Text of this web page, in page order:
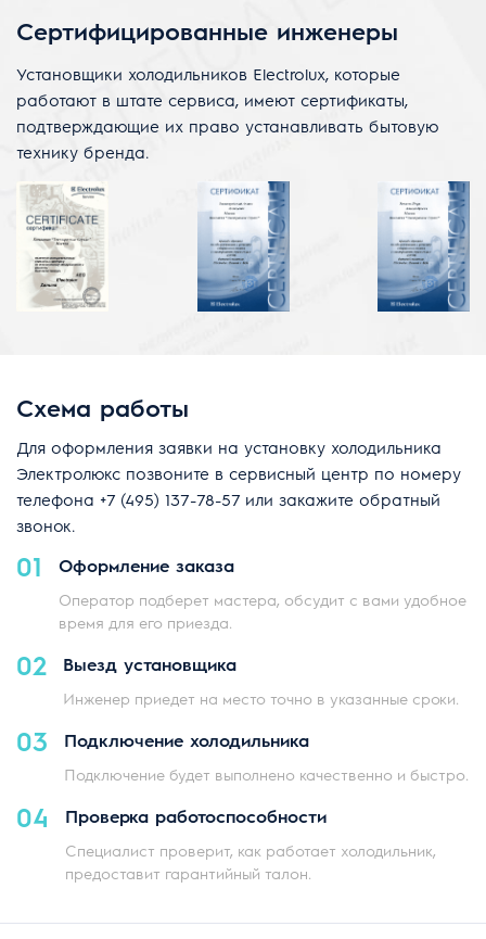
Сертифицированные инженеры
Установщики холодильников Electrolux, которые
работают в штате сервиса, имеют сертификаты,
подтверждающие их право устанавливать бытовую
технику бренда.
Схема работы
Для оформления заявки на установку холодильника
Электролюкс позвоните в сервисный центр по номеру
телефона +7 (495) 137-78-57 или закажите обратный
звонок.
01 Оформление заказа
Оператор подберет мастера, обсудит с вами удобное
время для его приезда.
02 Выезд установщика
Инженер приедет на место точно в указанные сроки.
03 Подключение холодильника
Подключение будет выполнено качественно и быстро.
04 Проверка работоспособности
Специалист проверит, как работает холодильник,
предоставит гарантийный талон.